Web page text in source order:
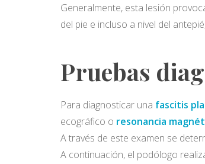
Generalmente, esta lesión
del pie e incluso a nivel del
Pruebas
Para diagnosticar una fascitis
ecográfico o resonancia
A través de este examen se
A continuación, el podólogo